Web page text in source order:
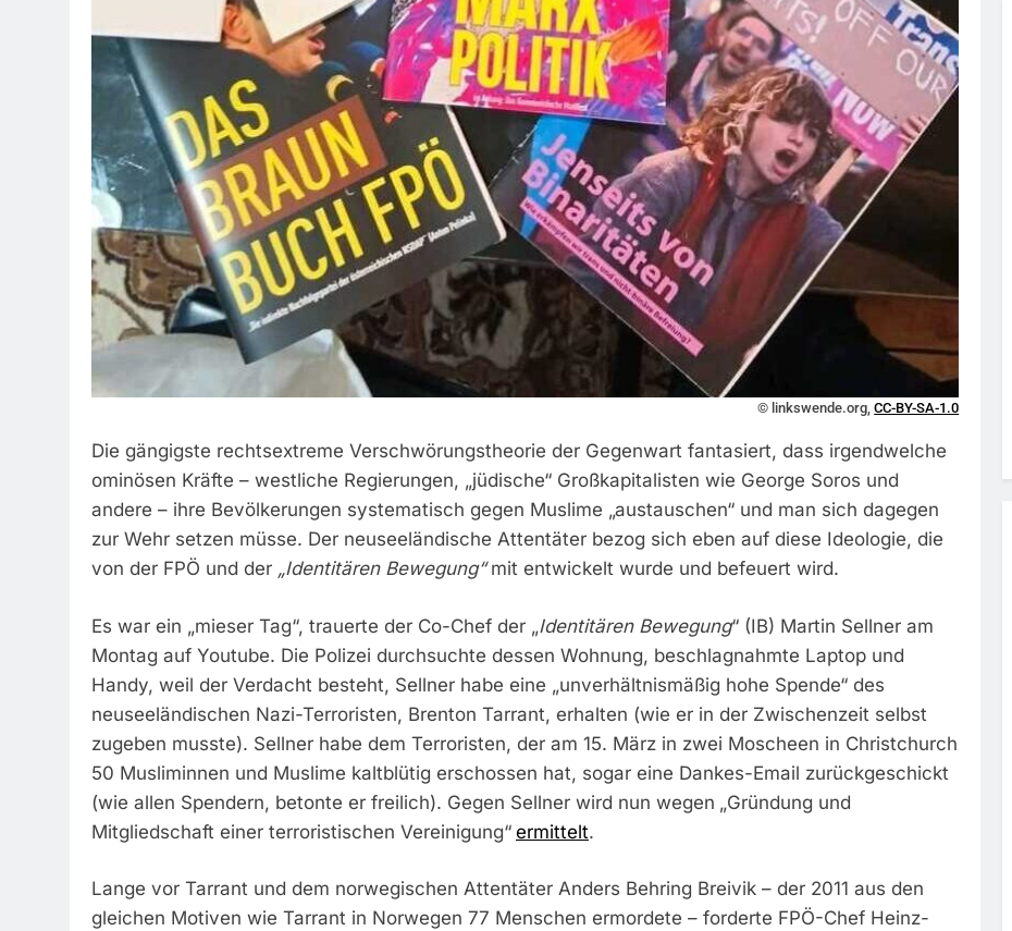
© linkswende.org,CC-BY-SA-1.0
Die gängigste rechtsextreme Verschwörungstheorie der Gegenwart fantasiert, dass irgendwelche
ominösen Kräfte – westliche Regierungen, „jüdische“ Großkapitalisten wie George Soros und
andere – ihre Bevölkerungen systematisch gegen Muslime „austauschen“ und man sich dagegen
zur Wehr setzen müsse. Der neuseeländische Attentäter bezog sich eben auf diese Ideologie, die
von der FPÖ und der „Identitären Bewegung“mit entwickelt wurde und befeuert wird.
Es war ein „mieser Tag“, trauerte der Co-Chef der „Identitären Bewegung“ (IB) Martin Sellner am
Montag auf Youtube. Die Polizei durchsuchte dessen Wohnung, beschlagnahmte Laptop und
Handy, weil der Verdacht besteht, Sellner habe eine „unverhältnismäßig hohe Spende“ des
neuseeländischen Nazi-Terroristen, Brenton Tarrant, erhalten (wie er in der Zwischenzeit selbst
zugeben musste). Sellner habe dem Terroristen, der am 15. März in zwei Moscheen in Christchurch
50 Musliminnen und Muslime kaltblütig erschossen hat, sogar eine Dankes-Email zurückgeschickt
(wie allen Spendern, betonte er freilich). Gegen Sellner wird nun wegen „Gründung und
Mitgliedschaft einer terroristischen Vereinigung“ ermittelt.
Lange vor Tarrant und dem norwegischen Attentäter Anders Behring Breivik – der 2011 aus den
gleichen Motiven wie Tarrant in Norwegen 77 Menschen ermordete – forderte FPÖ-Chef Heinz-